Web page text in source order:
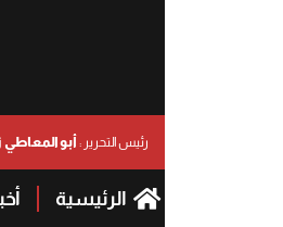
رئيس التحرير :أبو المعاطي
الرئيسية